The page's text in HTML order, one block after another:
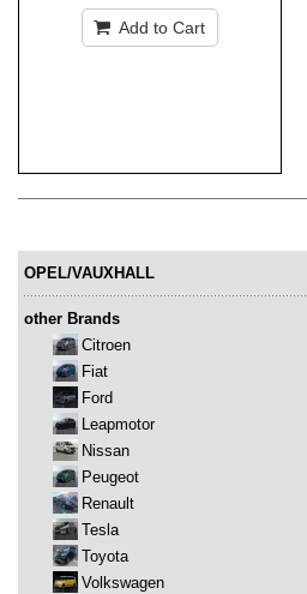
Add to Cart
OPEL/VAUXHALL
other Brands
Citroen
Fiat
Ford
Leapmotor
Nissan
Peugeot
Renault
Tesla
Toyota
Volkswagen